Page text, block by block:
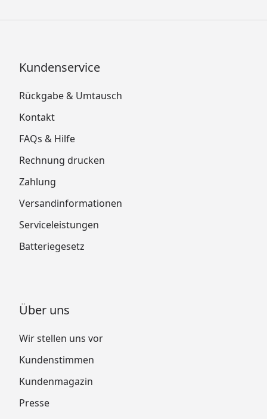
Kundenservice
Rückgabe & Umtausch
Kontakt
FAQs & Hilfe
Rechnung drucken
Zahlung
Versandinformationen
Serviceleistungen
Batteriegesetz
Über uns
Wir stellen uns vor
Kundenstimmen
Kundenmagazin
Presse